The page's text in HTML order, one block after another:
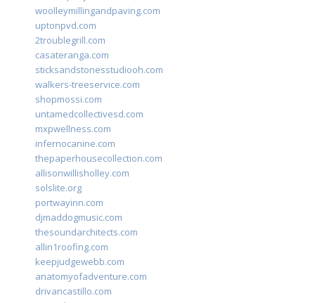
woolleymillingandpaving.com
uptonpvd.com
2troublegrill.com
casateranga.com
sticksandstonesstudiooh.com
walkers-treeservice.com
shopmossi.com
untamedcollectivesd.com
mxpwellness.com
infernocanine.com
thepaperhousecollection.com
allisonwillisholley.com
solslite.org
portwayinn.com
djmaddogmusic.com
thesoundarchitects.com
allin1roofing.com
keepjudgewebb.com
anatomyofadventure.com
drivancastillo.com